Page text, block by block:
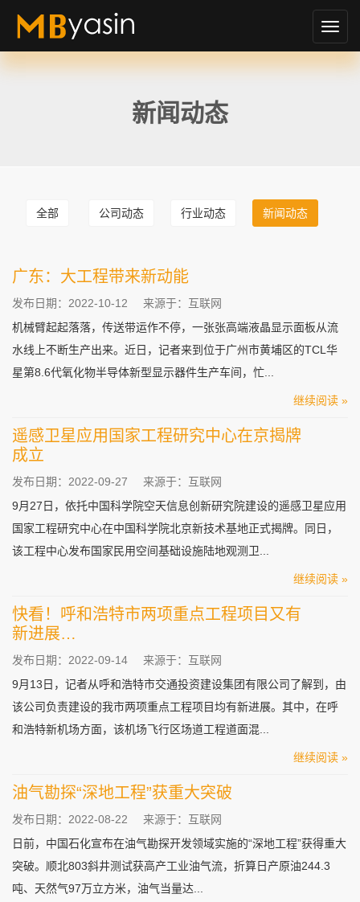
切
换
新闻动态
全部 公司动态 行业动态 新闻动态
广东：大工程带来新动能
发布日期：2022-10-12
来源于：互联网
机械臂起起落落，传送带运作不停，一张张高端液晶显示面板从流
水线上不断生产出来。近日，记者来到位于广州市黄埔区的TCL华
星第8.6代氧化物半导体新型显示器件生产车间，忙...
继续阅读 »
遥感卫星应用国家工程研究中心在京揭牌
成立
发布日期：2022-09-27
来源于：互联网
9月27日，依托中国科学院空天信息创新研究院建设的遥感卫星应用
国家工程研究中心在中国科学院北京新技术基地正式揭牌。同日，
该工程中心发布国家民用空间基础设施陆地观测卫...
继续阅读 »
快看！呼和浩特市两项重点工程项目又有
新进展…
发布日期：2022-09-14
来源于：互联网
9月13日，记者从呼和浩特市交通投资建设集团有限公司了解到，由
该公司负责建设的我市两项重点工程项目均有新进展。其中，在呼
和浩特新机场方面，该机场飞行区场道工程道面混...
继续阅读 »
油气勘探“深地工程”获重大突破
发布日期：2022-08-22
来源于：互联网
日前，中国石化宣布在油气勘探开发领域实施的“深地工程”获得重大
突破。顺北803斜井测试获高产工业油气流，折算日产原油244.3
吨、天然气97万立方米，油气当量达...